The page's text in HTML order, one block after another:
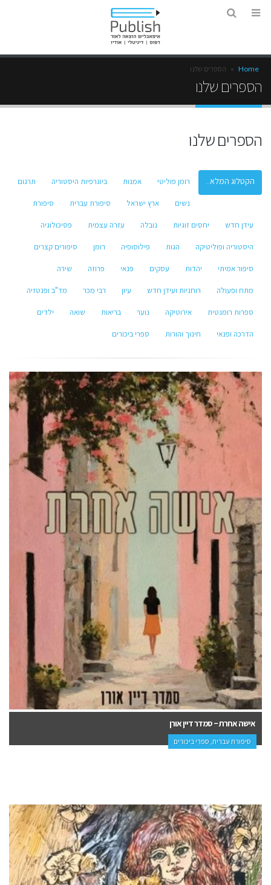
Home
» הספרים שלנו
הספרים שלנו
הספרים שלנו
רומן פוליטי אמנות ביוגרפיות היסטוריה תרגום
נשים ארץ ישראל סיפורת עברית סיפורת
עידן חדש יחסים זוגיות נובלה עזרה עצמית פסיכולוגיה
היסטוריה ופוליטיקה הגות פילוסופיה רומן סיפורים קצרים
סיפור אמיתי יהדות עסקים פנאי פרוזה שירה
מתח ופעולה רוחניות ועידן חדש עיון רבי מכר מד"ב ופנטזיה
ספרות רומנטית אירוטיקה נוער בריאות שואה ילדים
הדרכה ופנאי חינוך והורות ספרי ביכורים
אישה אחרת – סמדר דיין אורן
סיפורת עברית, ספרי ביכורים